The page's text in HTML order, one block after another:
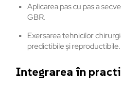
Aplicarea pas cu pas a
GBR.
Exersarea tehnicilor
predictibile și reproductibile.
Integrarea în